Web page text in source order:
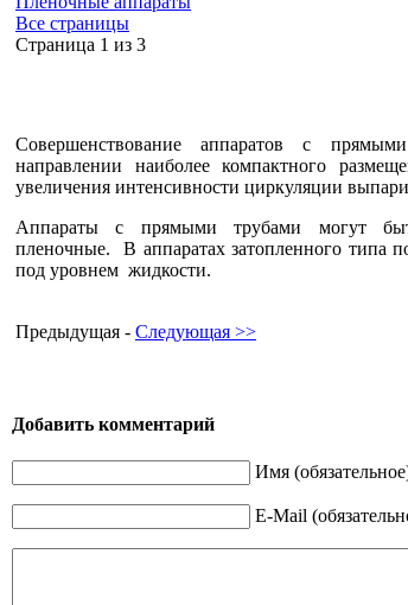
Все страницы
Cтраница 1 из 3
Совершенствование аппаратов с
направлении наиболее компактного
увеличения интенсивности циркуляции
Аппараты с прямыми трубами могут
пленочные. В аппаратах затопленного типа
под уровнем жидкости.
Предыдущая - Следующая >>
Добавить комментарий
Имя
E-Mail